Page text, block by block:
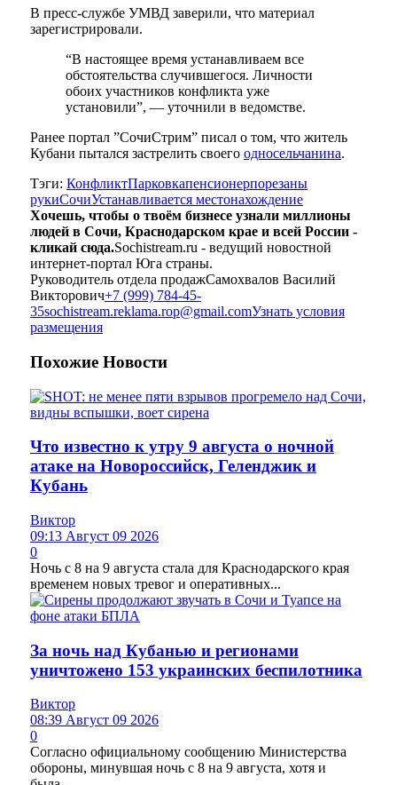
В пресс-службе УМВД заверили, что материал
зарегистрировали.
“В настоящее время устанавливаем все
обстоятельства случившегося. Личности
обоих участников конфликта уже
установили”, — уточнили в ведомстве.
Ранее портал ”СочиСтрим” писал о том, что житель
Кубани пытался застрелить своего односельчанина.
Тэги: КонфликтПарковкапенсионерпорезаны
рукиСочиУстанавливается местонахождение
Хочешь, чтобы о твоём бизнесе узнали миллионы
людей в Сочи, Краснодарском крае и всей России -
кликай сюда.Sochistream.ru - ведущий новостной
интернет-портал Юга страны.
Руководитель отдела продажСамохвалов Василий
Викторович+7 (999) 784-45-
35sochistream.reklama.rop@gmail.comУзнать условия
размещения
Похожие Новости
Что известно к утру 9 августа о ночной
атаке на Новороссийск, Геленджик и
Кубань
Виктор
09:13 Август 09 2026
0
Ночь с 8 на 9 августа стала для Краснодарского края
временем новых тревог и оперативных...
За ночь над Кубанью и регионами
уничтожено 153 украинских беспилотника
Виктор
08:39 Август 09 2026
0
Согласно официальному сообщению Министерства
обороны, минувшая ночь с 8 на 9 августа, хотя и